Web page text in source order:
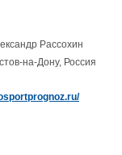
Рассохин
на-Дону, Россия